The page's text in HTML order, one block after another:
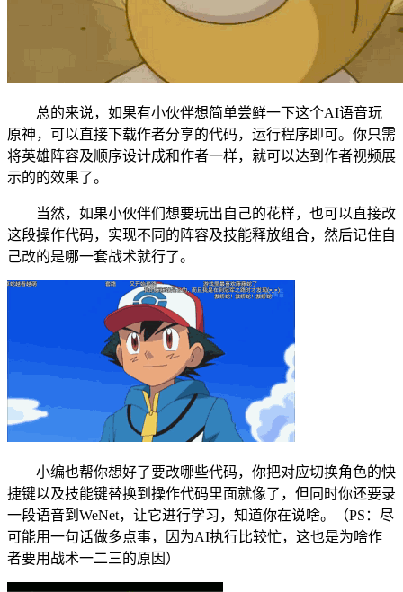
总的来说，如果有小伙伴想简单尝鲜一下这个AI语音玩
原神，可以直接下载作者分享的代码，运行程序即可。你只需
将英雄阵容及顺序设计成和作者一样，就可以达到作者视频展
示的的效果了。
当然，如果小伙伴们想要玩出自己的花样，也可以直接改
这段操作代码，实现不同的阵容及技能释放组合，然后记住自
己改的是哪一套战术就行了。
小编也帮你想好了要改哪些代码，你把对应切换角色的快
捷键以及技能键替换到操作代码里面就像了，但同时你还要录
一段语音到WeNet，让它进行学习，知道你在说啥。（PS：尽
可能用一句话做多点事，因为AI执行比较忙，这也是为啥作
者要用战术一二三的原因）